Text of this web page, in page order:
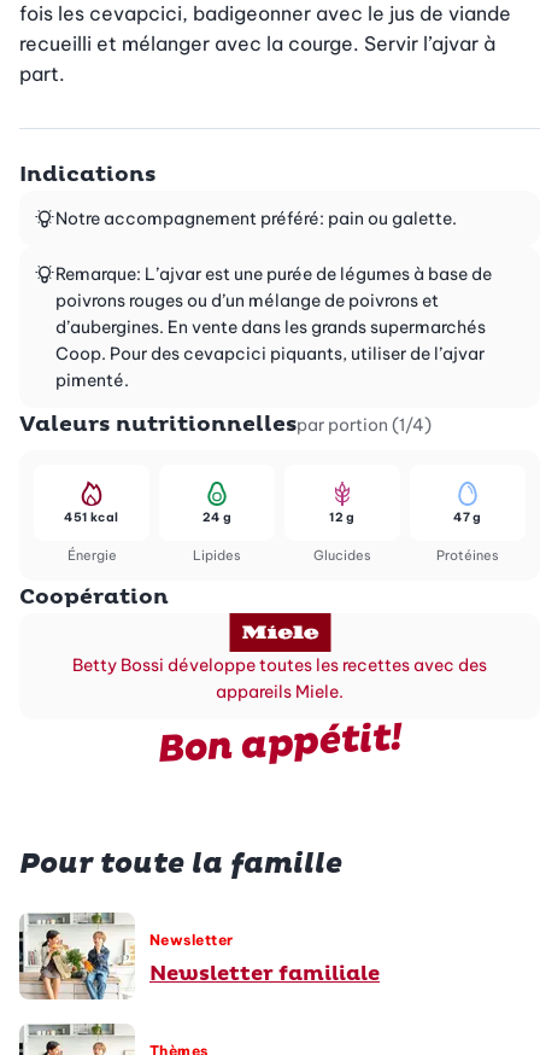
fois les cevapcici, badigeonner avec le jus de viande
recueilli et mélanger avec la courge. Servir l’ajvar à
part.
Indications
Notre accompagnement préféré: pain ou galette.
Remarque: L’ajvar est une purée de légumes à base de
poivrons rouges ou d’un mélange de poivrons et
d’aubergines. En vente dans les grands supermarchés
Coop. Pour des cevapcici piquants, utiliser de l’ajvar
pimenté.
Valeurs nutritionnellespar portion (1/4)
Énergie
451 kcal
Lipides
24 g
Glucides
12 g
Protéines
47 g
Coopération
Betty Bossi développe toutes les recettes avec des
appareils Miele.
Bon appétit!
Pour toute la famille
Newsletter
Newsletter familiale
Thèmes